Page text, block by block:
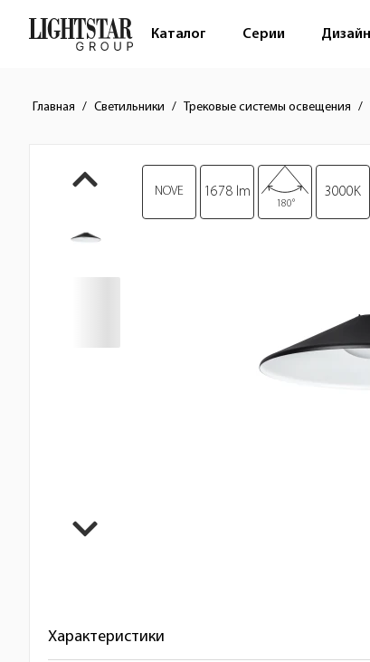
Каталог Серии
Главная Светильники Трековые системы освещения
Краткое описание товара
Изображения товара
NOVE 1678 lm
180°
3000K
Стоимость товара
Характеристики